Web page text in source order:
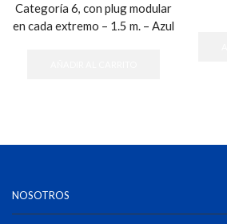
Categoría 6, con plug modular
en cada extremo – 1.5 m. – Azul
NOSOTROS